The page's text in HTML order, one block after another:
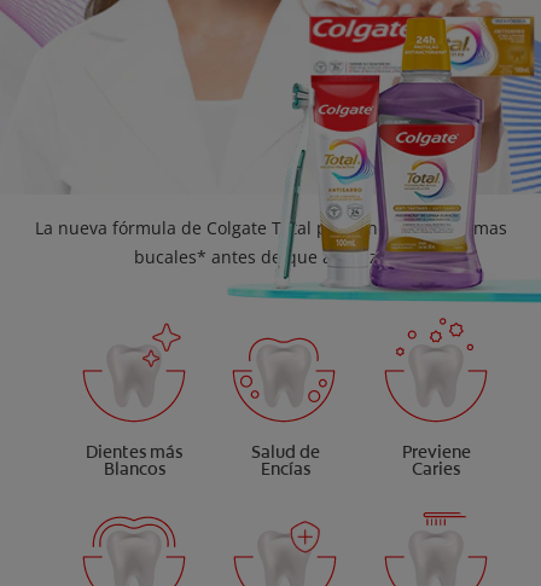
DÓNDE COMPRAR
VE (ES)
SUSCRÍBETE
La nueva fórmula de Colgate Total previene los problemas
bucales* antes de que aparezcan
Dientes más
Blancos
Salud de
Encías
Previene
Caries